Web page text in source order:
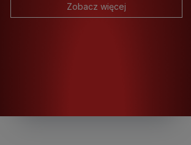
Zobacz więcej